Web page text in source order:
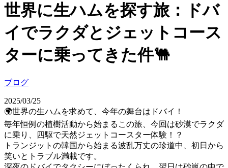
世界に生ハムを探す旅：ドバ
イでラクダとジェットコース
ターに乗ってきた件🐫
ブログ
2025/03/25
🌍世界の生ハムを求めて、今年の舞台はドバイ！
毎年恒例の植樹活動から始まるこの旅、今回は砂漠でラクダ
に乗り、四駆で天然ジェットコースター体験！？
トランジットの韓国から始まる波乱万丈の珍道中、初日から
笑いとトラブル満載です。